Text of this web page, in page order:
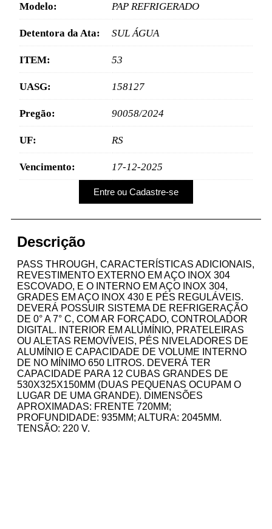
Modelo: PAP REFRIGERADO
Detentora da Ata: SUL ÁGUA
ITEM: 53
UASG: 158127
Pregão: 90058/2024
UF: RS
Vencimento: 17-12-2025
Entre ou Cadastre-se
Descrição
PASS THROUGH, CARACTERÍSTICAS ADICIONAIS,
REVESTIMENTO EXTERNO EM AÇO INOX 304
ESCOVADO, E O INTERNO EM AÇO INOX 304,
GRADES EM AÇO INOX 430 E PÉS REGULÁVEIS.
DEVERÁ POSSUIR SISTEMA DE REFRIGERAÇÃO
DE 0° A 7° C, COM AR FORÇADO, CONTROLADOR
DIGITAL. INTERIOR EM ALUMÍNIO, PRATELEIRAS
OU ALETAS REMOVÍVEIS, PÉS NIVELADORES DE
ALUMÍNIO E CAPACIDADE DE VOLUME INTERNO
DE NO MÍNIMO 650 LITROS. DEVERÁ TER
CAPACIDADE PARA 12 CUBAS GRANDES DE
530X325X150MM (DUAS PEQUENAS OCUPAM O
LUGAR DE UMA GRANDE). DIMENSÕES
APROXIMADAS: FRENTE 720MM;
PROFUNDIDADE: 935MM; ALTURA: 2045MM.
TENSÃO: 220 V.